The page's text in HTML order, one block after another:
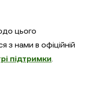
цього
з нами в офіційній
підтримки.